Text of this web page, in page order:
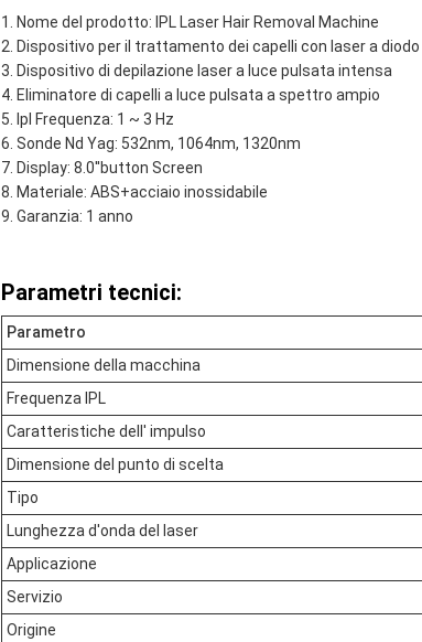
Nome del prodotto: IPL Laser Hair Removal Machine
Dispositivo per il trattamento dei capelli con laser a
Dispositivo di depilazione laser a luce pulsata intensa
Eliminatore di capelli a luce pulsata a spettro ampio
Ipl Frequenza: 1 ~ 3 Hz
Sonde Nd Yag: 532nm, 1064nm, 1320nm
Display: 8.0''button Screen
Materiale: ABS+acciaio inossidabile
Garanzia: 1 anno
Parametri tecnici:
Parametro
Dimensione della macchina
Frequenza IPL
Caratteristiche dell' impulso
Dimensione del punto di scelta
Tipo
Lunghezza d'onda del laser
Applicazione
Servizio
Origine